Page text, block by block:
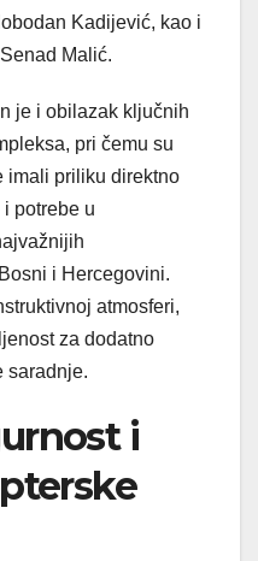
Kadijević, kao i
Malić.
je i obilazak ključnih
pri čemu su
imali priliku direktno
potrebe u
i Hercegovini.
atmosferi,
za dodatno
saradnje.
i